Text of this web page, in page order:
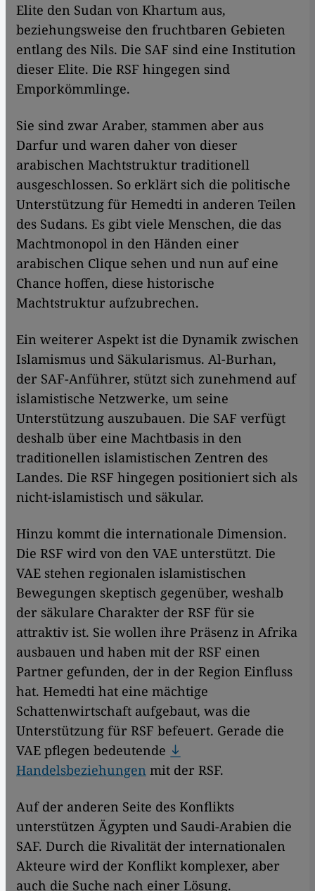
Elite den Sudan von Khartum aus,
beziehungsweise den fruchtbaren Gebieten
entlang des Nils. Die SAF sind eine Institution
dieser Elite. Die RSF hingegen sind
Emporkömmlinge.
Sie sind zwar Araber, stammen aber aus
Darfur und waren daher von dieser
arabischen Machtstruktur traditionell
ausgeschlossen. So erklärt sich die politische
Unterstützung für Hemedti in anderen Teilen
des Sudans. Es gibt viele Menschen, die das
Machtmonopol in den Händen einer
arabischen Clique sehen und nun auf eine
Chance hoffen, diese historische
Machtstruktur aufzubrechen.
Ein weiterer Aspekt ist die Dynamik zwischen
Islamismus und Säkularismus. Al-Burhan,
der SAF-Anführer, stützt sich zunehmend auf
islamistische Netzwerke, um seine
Unterstützung auszubauen. Die SAF verfügt
deshalb über eine Machtbasis in den
traditionellen islamistischen Zentren des
Landes. Die RSF hingegen positioniert sich als
nicht-islamistisch und säkular.
Hinzu kommt die internationale Dimension.
Die RSF wird von den VAE unterstützt. Die
VAE stehen regionalen islamistischen
Bewegungen skeptisch gegenüber, weshalb
der säkulare Charakter der RSF für sie
attraktiv ist. Sie wollen ihre Präsenz in Afrika
ausbauen und haben mit der RSF einen
Partner gefunden, der in der Region Einfluss
hat. Hemedti hat eine mächtige
Schattenwirtschaft aufgebaut, was die
Unterstützung für RSF befeuert. Gerade die
VAE pflegen bedeutende
Handelsbeziehungen mit der RSF.
Auf der anderen Seite des Konflikts
unterstützen Ägypten und Saudi-Arabien die
SAF. Durch die Rivalität der internationalen
Akteure wird der Konflikt komplexer, aber
auch die Suche nach einer Lösung.